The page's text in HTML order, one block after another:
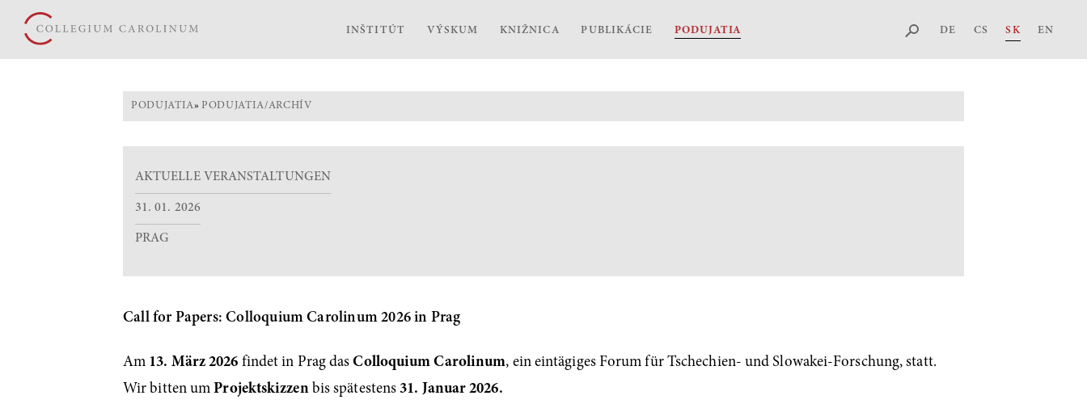
INŠTITÚT VÝSKUM KNIŽNICA PUBLIKÁCIE PODUJATIA DE CS SK EN
PODUJATIA»PODUJATIA/ARCHÍV
AKTUELLE VERANSTALTUNGEN
31. 01. 2026
PRAG
Call for Papers: Colloquium Carolinum 2026 in Prag
Am 13. März 2026 findet in Prag dasColloquium Carolinum, ein eintägiges Forum für Tschechien- und Slowakei-Forschung, statt.
Wir bitten umProjektskizzenbis spätestens31. Januar 2026.